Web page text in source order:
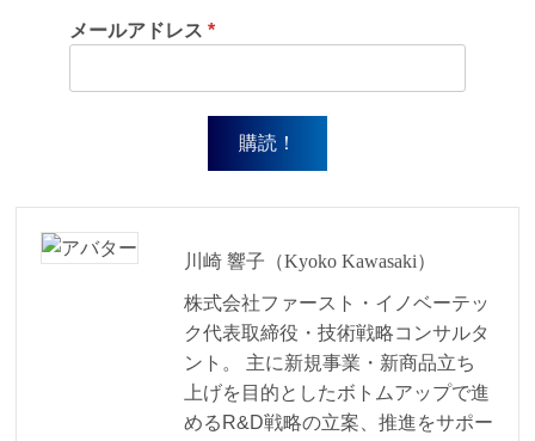
メールアドレス*
川崎 響子（Kyoko Kawasaki）
株式会社ファースト・イノベーテッ
ク代表取締役・技術戦略コンサルタ
ント。 主に新規事業・新商品立ち
上げを目的としたボトムアップで進
めるR&D戦略の立案、推進をサポー